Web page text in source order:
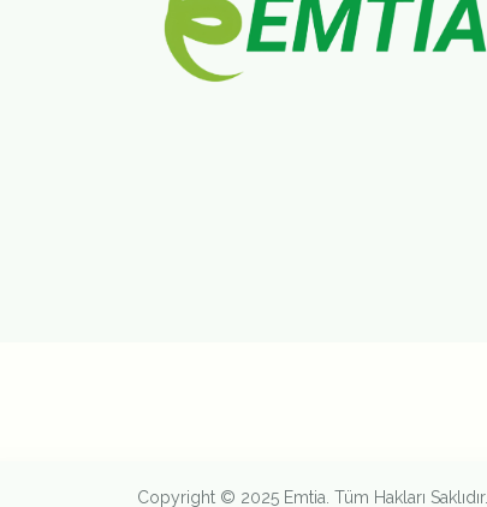
Copyright © 2025 Emtia. Tüm Hakları Saklıdır.